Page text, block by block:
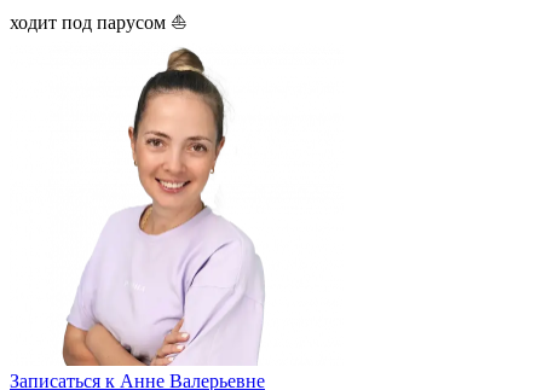
ходит под парусом ⛵️
Записаться к Анне Валерьевне